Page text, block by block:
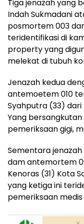
Tiga jenazah yang
Indah Sukmadani
posmortem 003
teridentifikasi di
property yang
melekat di tubuh
Jenazah kedua
antemoetem 010
Syahputra (33)
Yang
pemeriksaan gigi,
Sementara
dam antemortem
Kenoras (31) Kota
yang ketiga ini
pemeriksaan